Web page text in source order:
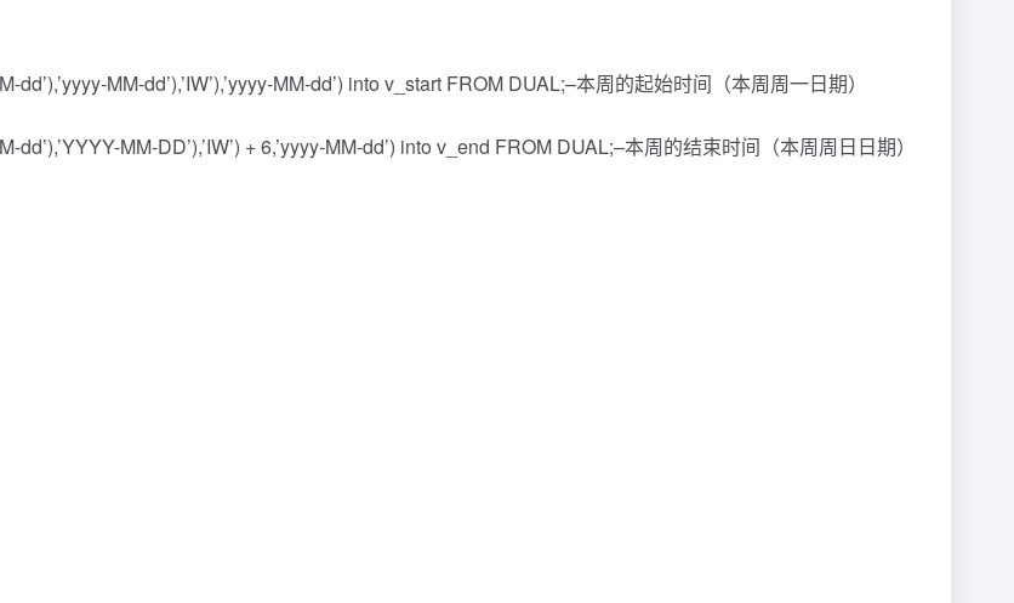
MM-dd’),’IW’),’yyyy-MM-dd’) into v_start FROM DUAL;–本周的起始时间（本周周一日期）
MM-DD’),’IW’) + 6,’yyyy-MM-dd’) into v_end FROM DUAL;–本周的结束时间（本周周日日期）